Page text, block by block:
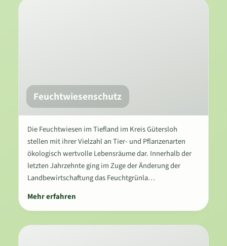
Feuchtwiesenschutz
Die Feuchtwiesen im Tiefland im Kreis Gütersloh
stellen mit ihrer Vielzahl an Tier- und Pflanzenarten
ökologisch wertvolle Lebensräume dar. Innerhalb der
letzten Jahrzehnte ging im Zuge der Änderung der
Landbewirtschaftung das Feuchtgrünla…
Mehr erfahren